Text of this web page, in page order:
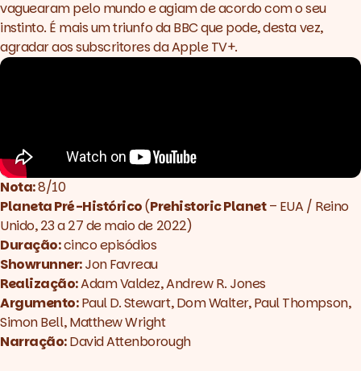
vaguearam pelo mundo e agiam de acordo com o seu
instinto. É mais um triunfo da BBC que pode, desta vez,
agradar aos subscritores da Apple TV+.
Nota:8/10
Planeta Pré-Histórico(Prehistoric Planet– EUA / Reino
Unido, 23 a 27 de maio de 2022)
Duração:cinco episódios
Showrunner:Jon Favreau
Realização:Adam Valdez, Andrew R. Jones
Argumento:Paul D. Stewart, Dom Walter, Paul Thompson,
Simon Bell, Matthew Wright
Narração:David Attenborough